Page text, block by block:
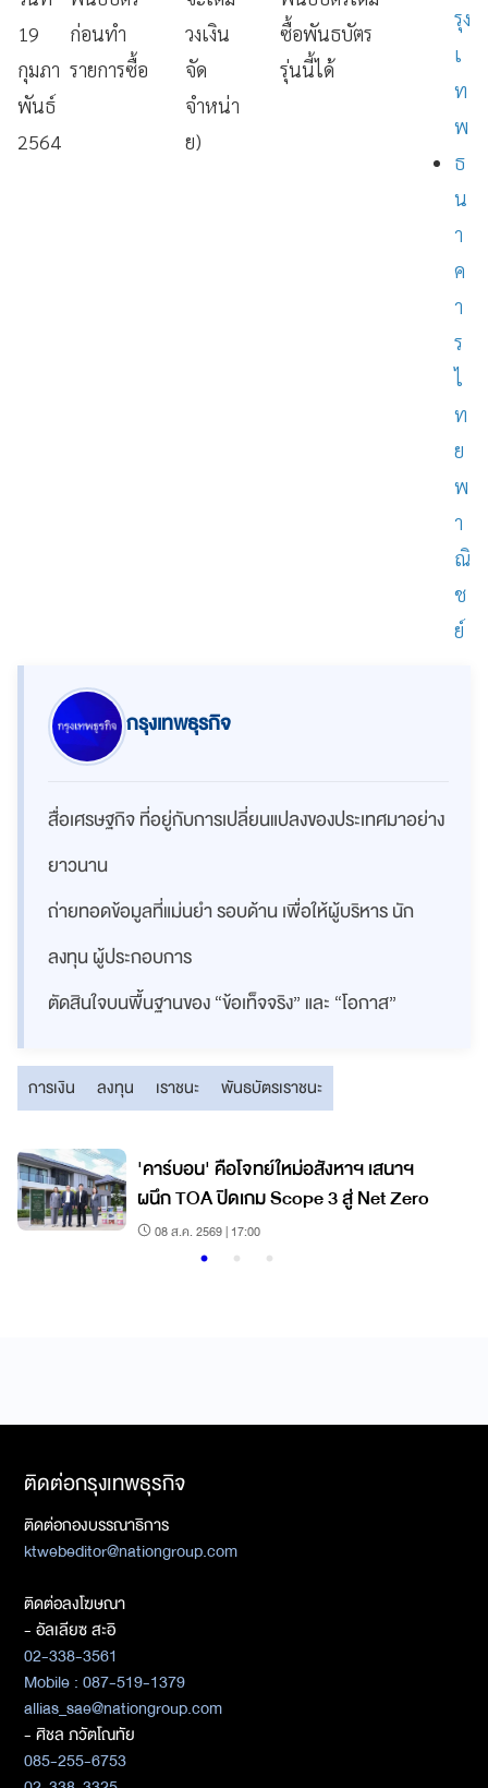
19
กุมภา
พันธ์
2564
ก่อนทํา
รายการซื้อ
วงเงิน
จัด
จำหน่า
ย)
ซื้อพันธบัตร
รุ่นนี้ได้
รุง
เ
ท
พ
ธ
น
า
ค
า
ร
ไ
ท
ย
พ
า
ณิ
ช
ย์
กรุงเทพธุรกิจ
สื่อเศรษฐกิจ ที่อยู่กับการเปลี่ยนแปลงของประเทศมาอย่าง
ยาวนาน
ถ่ายทอดข้อมูลที่แม่นยำ รอบด้าน เพื่อให้ผู้บริหาร นัก
ลงทุน ผู้ประกอบการ
ตัดสินใจบนพื้นฐานของ “ข้อเท็จจริง” และ “โอกาส”
การเงิน ลงทุน เราชนะ พันธบัตรเราชนะ
'คาร์บอน' คือโจทย์ใหม่อสังหาฯ เสนาฯ
ผนึก TOA ปิดเกม Scope 3 สู่ Net Zero
08 ส.ค. 2569 | 17:00
ติดต่อกรุงเทพธุรกิจ
ติดต่อกองบรรณาธิการ
ktwebeditor@nationgroup.com
ติดต่อลงโฆษณา
- อัลเลียซ สะอิ
02-338-3561
Mobile : 087-519-1379
allias_sae@nationgroup.com
- ศิชล ภวัตโณทัย
085-255-6753